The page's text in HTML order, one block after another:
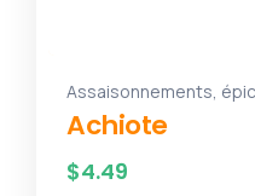
Assaisonnements,
Achiote
$4.49